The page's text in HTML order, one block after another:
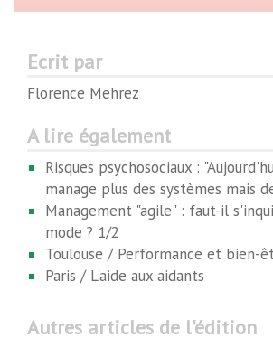
Ecrit par
Florence Mehrez
A lire également
Risques psychosociaux :
manage plus des systèmes mais
Management "agile" : faut-il
mode ? 1/2
Toulouse / Performance et bien-
Paris / L'aide aux aidants
Autres articles de l'édition